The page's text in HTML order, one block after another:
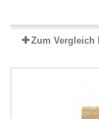
Zum Vergleich